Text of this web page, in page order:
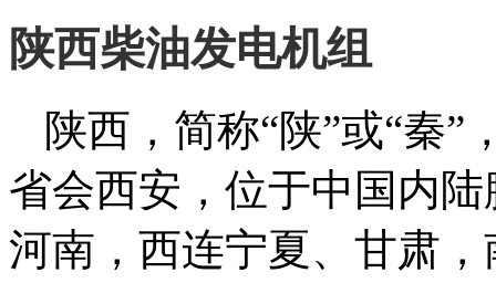
陕西柴油发电机组
陕西，简称“陕”或“秦
省会西安，位于中国内
河南，西连宁夏、甘肃